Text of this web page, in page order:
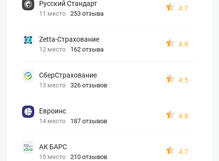
Русский Стандарт
11 место 253 отзыва
4.7
Zetta-Страхование
12 место 162 отзыва
4.9
СберСтрахование
13 место 326 отзывов
4.5
Евроинс
14 место 187 отзывов
4.8
АК БАРС
15 место 210 отзывов
4.7